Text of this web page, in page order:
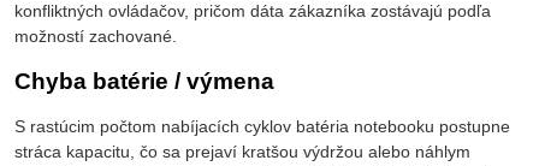
konfliktných ovládačov, pričom dáta zákazníka zostávajú podľa
možností zachované.
Chyba batérie / výmena
S rastúcim počtom nabíjacích cyklov batéria notebooku postupne
stráca kapacitu, čo sa prejaví kratšou výdržou alebo náhlym